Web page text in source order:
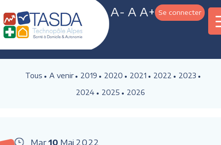
A- A A+ Se connecter
Tous A venir 2019 2020 2021 2022
2023
2024
2025 2026
Mar 10 Mai 2022